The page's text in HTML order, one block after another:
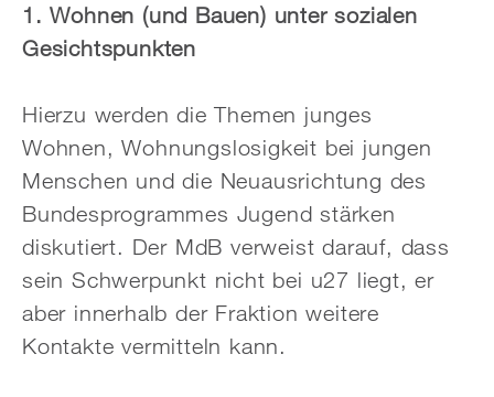
1. Wohnen (und Bauen) unter sozialen
Gesichtspunkten
Hierzu werden die Themen junges
Wohnen, Wohnungslosigkeit bei jungen
Menschen und die Neuausrichtung des
Bundesprogrammes Jugend stärken
diskutiert. Der MdB verweist darauf, dass
sein Schwerpunkt nicht bei u27 liegt, er
aber innerhalb der Fraktion weitere
Kontakte vermitteln kann.